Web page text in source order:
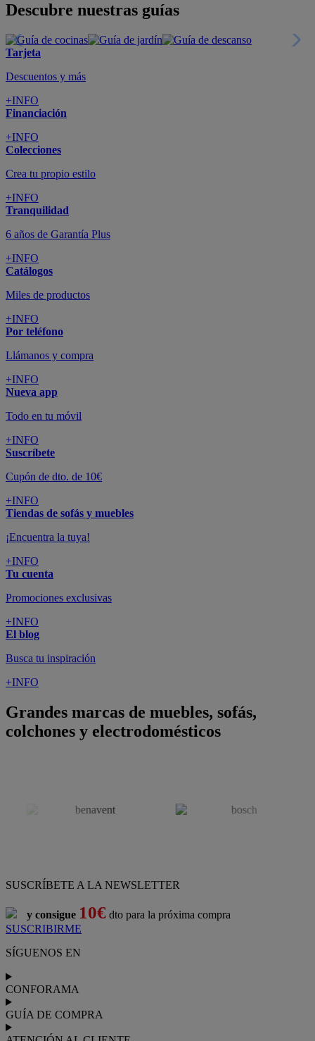
Descubre nuestras guías
Tarjeta
Descuentos y más
+INFO
Financiación
+INFO
Colecciones
Crea tu propio estilo
+INFO
Tranquilidad
6 años de Garantía Plus
+INFO
Catálogos
Miles de productos
+INFO
Por teléfono
Llámanos y compra
+INFO
Nueva app
Todo en tu móvil
+INFO
Suscríbete
Cupón de dto. de 10€
+INFO
Tiendas de sofás y muebles
¡Encuentra la tuya!
+INFO
Tu cuenta
Promociones exclusivas
+INFO
El blog
Busca tu inspiración
+INFO
Grandes marcas de muebles, sofás,
colchones y electrodomésticos
SUSCRÍBETE A LA NEWSLETTER
y consigue 10€ dto para la próxima compra
SUSCRIBIRME
SÍGUENOS EN
CONFORAMA
GUÍA DE COMPRA